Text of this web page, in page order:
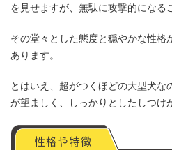
を見せますが、無駄に攻撃的になる
その堂々とした態度と穏やかな性格
あります。
とはいえ、超がつくほどの大型犬な
が望ましく、しっかりとしたしつけ